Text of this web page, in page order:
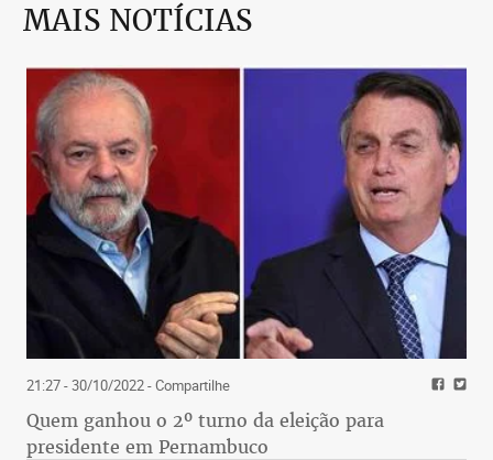
MAIS NOTÍCIAS
21:27 - 30/10/2022- Compartilhe
Quem ganhou o 2º turno da eleição para
presidente em Pernambuco